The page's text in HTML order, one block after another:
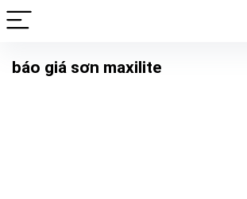
báo giá sơn maxilite